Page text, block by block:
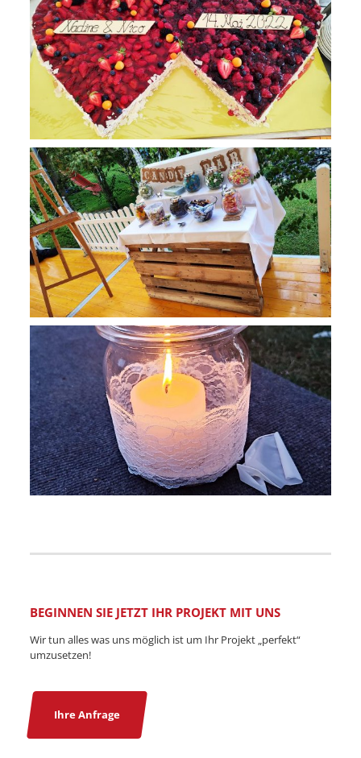
BEGINNEN SIE JETZT IHR PROJEKT MIT UNS
Wir tun alles was uns möglich ist um Ihr Projekt „perfekt“
umzusetzen!
Ihre Anfrage